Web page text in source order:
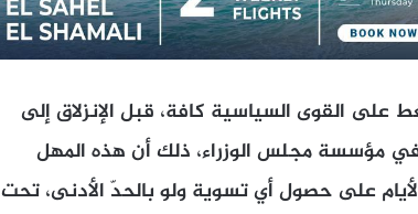
القوى السياسية كافة، قبل الإنزلاق إلى
في مؤسسة مجلس الوزراء، ذلك أن هذه المهل
على حصول أي تسوية ولو بالحدّ الأدنى، تحت